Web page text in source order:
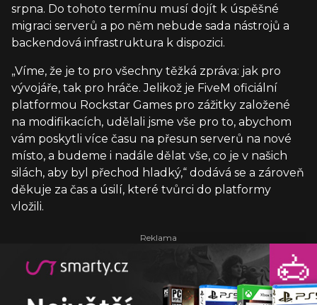
srpna. Do tohoto termínu musí dojít k úspěšné
migraci serverů a po něm nebude sada nástrojů a
backendová infrastruktura k dispozici.
„Víme, že je to pro všechny těžká zpráva: jak pro
vývojáře, tak pro hráče. Jelikož je FiveM oficiální
platformou Rockstar Games pro zážitky založené
na modifikacích, udělali jsme vše pro to, abychom
vám poskytli více času na přesun serverů na nové
místo, a budeme i nadále dělat vše, co je v našich
silách, aby byl přechod hladký,“ dodává se a zároveň
děkuje za čas a úsilí, které tvůrci do platformy
vložili.